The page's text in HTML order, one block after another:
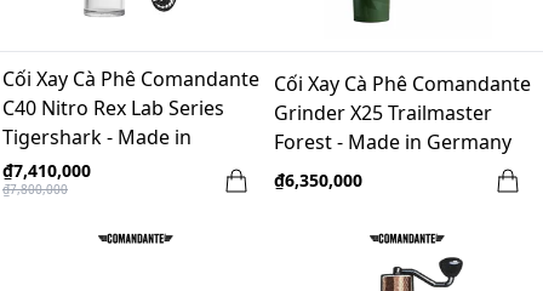
Cối Xay Cà Phê Comandante
C40 Nitro Rex Lab Series
Tigershark - Made in
Germany
₫7,410,000
₫7,800,000
Cối Xay Cà Phê Comandante
Grinder X25 Trailmaster
Forest - Made in Germany
₫6,350,000